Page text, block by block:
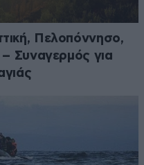
Πελοπόννησο,
– Συναγερμός για